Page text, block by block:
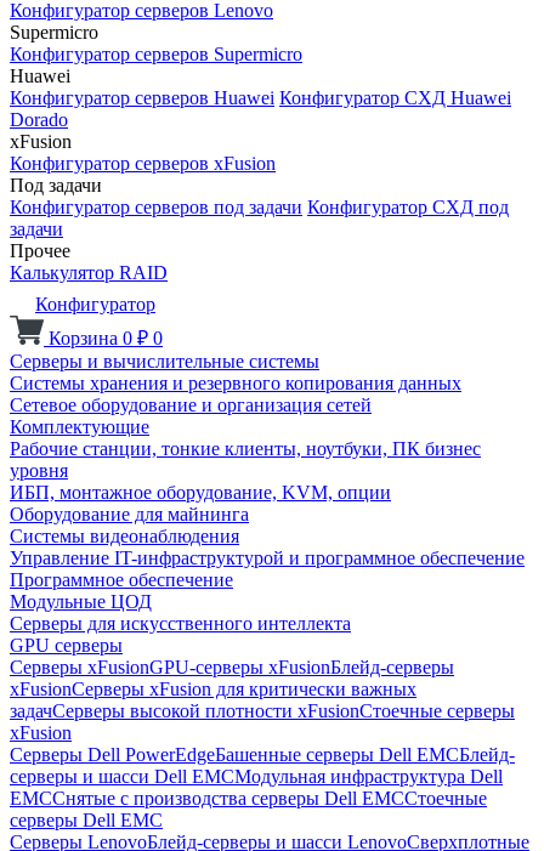
Конфигуратор серверов Lenovo
Supermicro
Конфигуратор серверов Supermicro
Huawei
Конфигуратор серверов Huawei Конфигуратор СХД Huawei
Dorado
xFusion
Конфигуратор серверов xFusion
Под задачи
Конфигуратор серверов под задачи Конфигуратор СХД под
задачи
Прочее
Калькулятор RAID
Конфигуратор
Корзина 0 ₽ 0
Серверы и вычислительные системы
Системы хранения и резервного копирования данных
Сетевое оборудование и организация сетей
Комплектующие
Рабочие станции, тонкие клиенты, ноутбуки, ПК бизнес
уровня
ИБП, монтажное оборудование, KVM, опции
Оборудование для майнинга
Системы видеонаблюдения
Управление IT-инфраструктурой и программное обеспечение
Программное обеспечение
Модульные ЦОД
Серверы для искусственного интеллекта
GPU серверы
Серверы xFusionGPU-серверы xFusionБлейд-серверы
xFusionСерверы xFusion для критически важных
задачСерверы высокой плотности xFusionСтоечные серверы
xFusion
Серверы Dell PowerEdgeБашенные серверы Dell EMCБлейд-
серверы и шасси Dell EMCМодульная инфраструктура Dell
EMCСнятые с производства серверы Dell EMCСтоечные
серверы Dell EMC
Серверы LenovoБлейд-серверы и шасси LenovoСверхплотные